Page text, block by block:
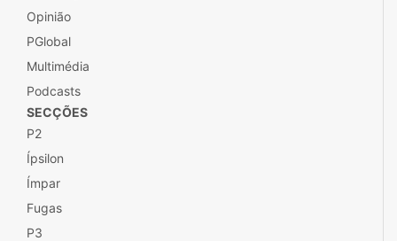
Opinião
PGlobal
Multimédia
Podcasts
SECÇÕES
P2
Ípsilon
Ímpar
Fugas
P3